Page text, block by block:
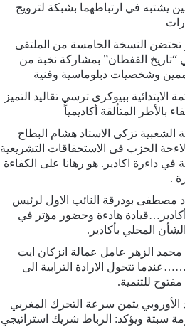
يشتبه في ارتباطهما بشبكة لترويج
تحتضن النسخة الخامسة من الملتقى
“تاريخ القفطان” بمشاركة نخبة من
وشخصيات دبلوماسية وفنية
الابتدائية ببيوكرى ترسي تقاليد التميز
بالأطر المتألقة أكاديمياً
الشعبية تزكى الاستاد هشام البطاح
لاءحة الحزب فى الاستحقاقات التشريعية
في داءرة اكادير. هو رهانا على الكفاءة
.
مصطفى بودرقة النائب الاول لرئيس
أكادير…قيادة هادءة وحضور مؤتر في
المحلي بأكادير.
محمد الزهر عامل عمالة انزكان ايت
تتحول الارادة الترابية الى
للتنمية.
الأوروبي يثمن سرعة التحرك المغربي
سبتة ويؤكد: الرباط شريك استراتيجي